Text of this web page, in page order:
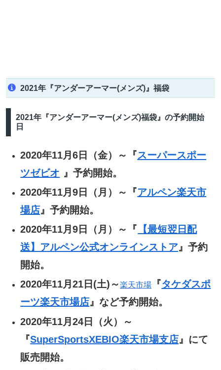
2021年『アンダーアーマー(メンズ)』福袋
2021年『アンダーアーマー(メンズ)福袋』の予約開始
日
2020年11月6日（金）～『スーパースポー
ツゼビオ 』予約開始。
2020年11月9日（月）～『アルペン楽天市
場店』予約開始。
2020年11月9日（月）～『 【最短翌日配
送】アルペン公式オンラインストア』予約
開始。
2020年11月21日(土)～楽天市場 『タケダスポ
ーツ楽天市場店』など予約開始。
2020年11月24日（火）～
『SuperSportsXEBIO楽天市場支店』にて
販売開始。